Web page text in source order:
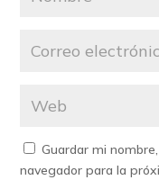
Guardar mi
navegador para la